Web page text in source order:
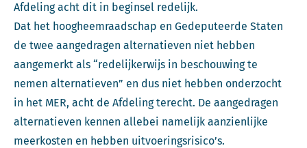
Afdeling acht dit in beginsel redelijk.
Dat het hoogheemraadschap en Gedeputeerde Staten
de twee aangedragen alternatieven niet hebben
aangemerkt als “redelijkerwijs in beschouwing te
nemen alternatieven” en dus niet hebben onderzocht
in het MER, acht de Afdeling terecht. De aangedragen
alternatieven kennen allebei namelijk aanzienlijke
meerkosten en hebben uitvoeringsrisico’s.